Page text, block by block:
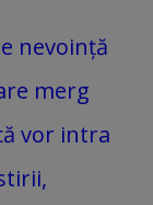
nevoință
merg
vor intra